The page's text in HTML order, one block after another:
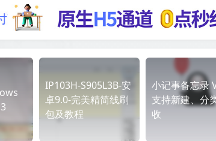
IP103H-S905L3B-安
卓9.0-完美精简线刷
包及教程
小记事备忘录
支持新建、分
收